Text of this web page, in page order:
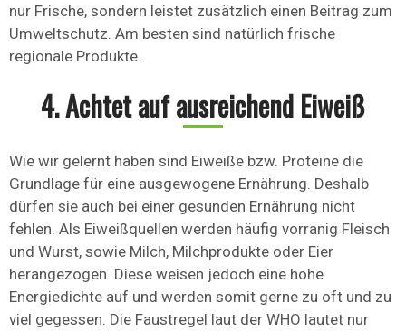
nur Frische, sondern leistet zusätzlich einen Beitrag zum
Umweltschutz. Am besten sind natürlich frische
regionale Produkte.
4. Achtet auf ausreichend Eiweiß
Wie wir gelernt haben sind Eiweiße bzw. Proteine die
Grundlage für eine ausgewogene Ernährung. Deshalb
dürfen sie auch bei einer gesunden Ernährung nicht
fehlen. Als Eiweißquellen werden häufig vorranig Fleisch
und Wurst, sowie Milch, Milchprodukte oder Eier
herangezogen. Diese weisen jedoch eine hohe
Energiedichte auf und werden somit gerne zu oft und zu
viel gegessen. Die Faustregel laut der WHO lautet nur